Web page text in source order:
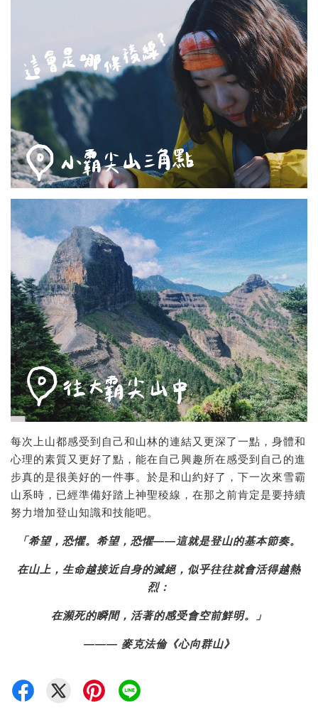
每次上山都感受到自己和山林的連結又更深了一點，身體和
心理的素質又更好了點，能在自己興趣所在感受到自己的進
步真的是很美好的一件事。於是和山約好了，下一次來雪霸
山系時，已經準備好踏上神聖稜線，在那之前肯定是要持續
努力增加登山知識和技能吧。
「希望，恐懼。希望，恐懼——這就是登山的基本節奏。
在山上，生命越接近自身的滅絕，似乎往往就會活得越熱
烈：
在瀕死的瞬間，活著的感受會空前鮮明。」
——— 麥克法倫《心向群山》